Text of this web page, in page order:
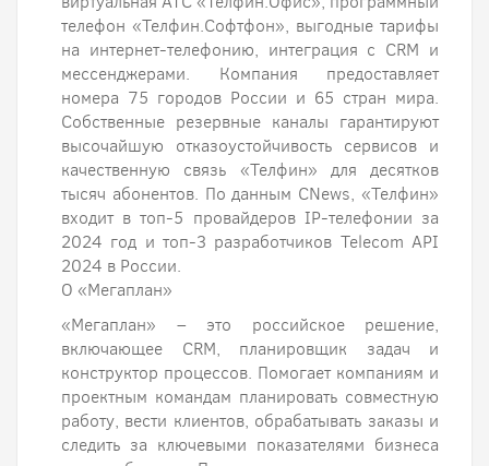
телефон «Телфин.Cофтфон», выгодные тарифы
на интернет-телефонию, интеграция с CRM и
мессенджерами. Компания предоставляет
номера 75 городов России и 65 стран мира.
Собственные резервные каналы гарантируют
высочайшую отказоустойчивость сервисов и
качественную связь «Телфин» для десятков
тысяч абонентов. По данным CNews, «Телфин»
входит в топ-5 провайдеров IP-телефонии за
2024 год и топ-3 разработчиков Telecom API
2024 в России.
О «Мегаплан»
«Мегаплан» – это российское решение,
включающее CRM, планировщик задач и
конструктор процессов. Помогает компаниям и
проектным командам планировать совместную
работу, вести клиентов, обрабатывать заказы и
следить за ключевыми показателями бизнеса